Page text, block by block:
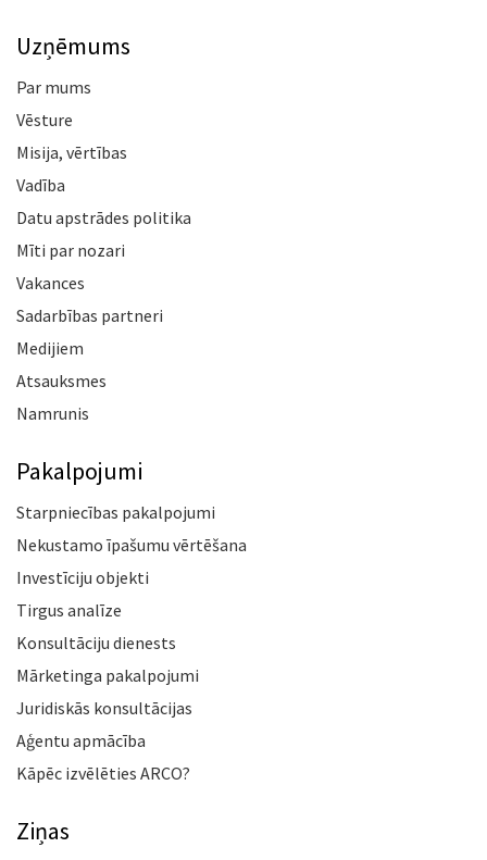
Uzņēmums
Par mums
Vēsture
Misija, vērtības
Vadība
Datu apstrādes politika
Mīti par nozari
Vakances
Sadarbības partneri
Medijiem
Atsauksmes
Namrunis
Pakalpojumi
Starpniecības pakalpojumi
Nekustamo īpašumu vērtēšana
Investīciju objekti
Tirgus analīze
Konsultāciju dienests
Mārketinga pakalpojumi
Juridiskās konsultācijas
Aģentu apmācība
Kāpēc izvēlēties ARCO?
Ziņas